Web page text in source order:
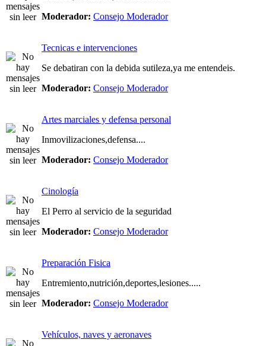
Moderador: Consejo Moderador
Tecnicas e intervenciones
Se debatiran con la debida sutileza,ya me entendeis.
Moderador: Consejo Moderador
Artes marciales y defensa personal
Inmovilizaciones,defensa....
Moderador: Consejo Moderador
Cinología
El Perro al servicio de la seguridad
Moderador: Consejo Moderador
Preparación Fisica
Entremiento,nutrición,deportes,lesiones.....
Moderador: Consejo Moderador
Vehículos, naves y aeronaves